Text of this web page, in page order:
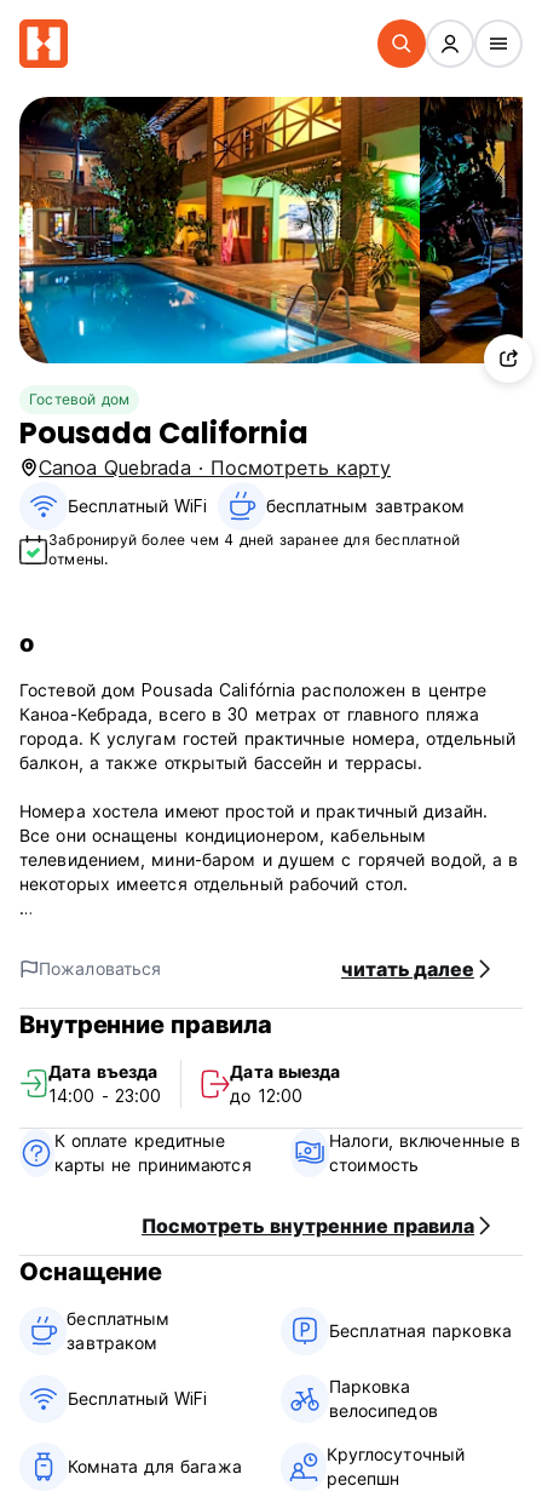
Гостевой дом
Pousada California
Canoa Quebrada · Посмотреть карту
Бесплатный WiFi бесплатным завтраком‎
Забронируй более чем 4 дней заранее для бесплатной
отмены.
о
Гостевой дом Pousada Califórnia расположен в центре
Каноа-Кебрада, всего в 30 метрах от главного пляжа
города. К услугам гостей практичные номера, отдельный
балкон, а также открытый бассейн и террасы.
Номера хостела имеют простой и практичный дизайн.
Все они оснащены кондиционером, кабельным
телевидением, мини-баром и душем с горячей водой, а в
некоторых имеется отдельный рабочий стол.
очень разнообразный завтрак «шведский стол»,
включенный во все тарифы. Вы также можете
расслабиться с коктейлем в баре у бассейна.
территории хостела обустроена бесплатная парковка.
Pousada California – Условия использования
Круглосуточная стойка регистрации.
Политика отмены: за 72 часа до прибытия. В случае
снята стоимость первой ночи проживания.
Заезд с 14:00 до 23:00.
Выезд до 12:00.
Оплата по прибытии наличными, кредитными картами,
дебетовыми картами.
Пожаловаться читать далее
Внутренние правила
Дата въезда
14:00 - 23:00
Дата выезда
до 12:00
К оплате кредитные
карты не принимаются
Налоги, включенные в
стоимость
Посмотреть внутренние правила
Оснащение
бесплатным
завтраком‎
Бесплатная парковка
Бесплатный WiFi
Парковка
велосипедов
Комната для багажа
Круглосуточный
ресепшн